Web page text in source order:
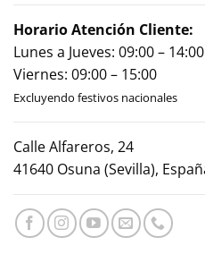
Horario Atención Cliente:
Lunes a Jueves: 09:00 –
Viernes: 09:00 – 15:00
Excluyendo festivos nacionales
Calle Alfareros, 24
41640 Osuna (Sevilla),